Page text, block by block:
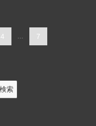
4 ... 7
検索